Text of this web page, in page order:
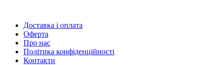
Доставка і оплата
Оферта
Про нас
Політика конфіденційності
Контакти